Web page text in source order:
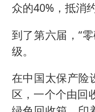
众的40%，抵消
到了第六届，“
级。
在中国太保产险
区，一个个由回